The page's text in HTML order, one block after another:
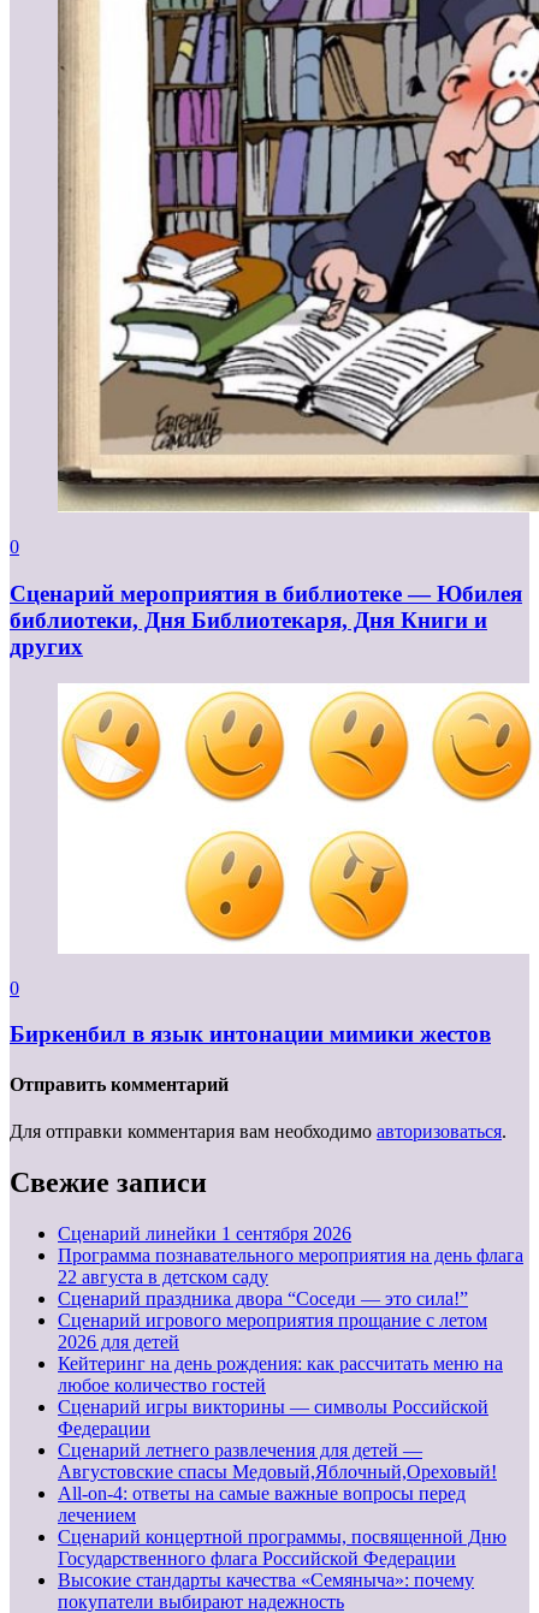
0
Сценарий мероприятия в библиотеке — Юбилея
библиотеки, Дня Библиотекаря, Дня Книги и
других
0
Биркенбил в язык интонации мимики жестов
Отправить комментарий
Для отправки комментария вам необходимо авторизоваться.
Свежие записи
Cценарий линейки 1 сентября 2026
Программа познавательного мероприятия на день флага
22 августа в детском саду
Сценарий праздника двора “Соседи — это сила!”
Сценарий игрового мероприятия прощание с летом
2026 для детей
Кейтеринг на день рождения: как рассчитать меню на
любое количество гостей
Сценарий игры викторины — символы Российской
Федерации
Сценарий летнего развлечения для детей —
Августовские спасы Медовый,Яблочный,Ореховый!
All-on-4: ответы на самые важные вопросы перед
лечением
Сценарий концертной программы, посвященной Дню
Государственного флага Российской Федерации
Высокие стандарты качества «Семяныча»: почему
покупатели выбирают надежность